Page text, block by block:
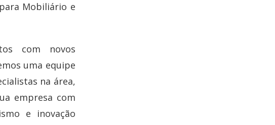
Mobiliário e
com novos
uma equipe
na área,
empresa com
e inovação